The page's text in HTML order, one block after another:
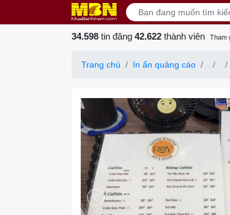
34.598 tin đăng 42.622 thành viên Tham
Trang chủ In ấn quảng cáo